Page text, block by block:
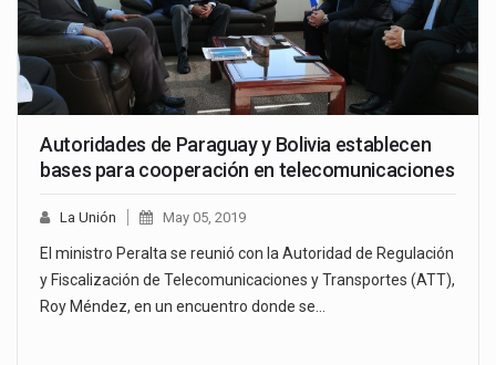
Autoridades de Paraguay y Bolivia establecen
bases para cooperación en telecomunicaciones
La Unión May 05, 2019
El ministro Peralta se reunió con la Autoridad de Regulación
y Fiscalización de Telecomunicaciones y Transportes (ATT),
Roy Méndez, en un encuentro donde se…